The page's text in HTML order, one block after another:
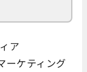
ア
ーケティング